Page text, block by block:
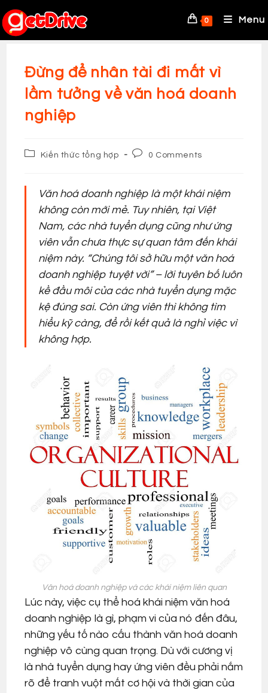
to
content
0 Menu
Đừng để nhân tài đi mất vì
lầm tưởng về văn hoá doanh
nghiệp
PostKiến thức tổng hợp
Post0 Comments
Văn hoá doanh nghiệp là một khái niệm
không còn mới mẻ. Tuy nhiên, tại Việt
Nam, các nhà tuyển dụng cũng như ứng
viên vẫn chưa thực sự quan tâm đến khái
niệm này. “Chúng tôi sở hữu một văn hoá
doanh nghiệp tuyệt vời” – lời tuyên bố luôn
kề đầu môi của các nhà tuyển dụng mặc
kệ đúng sai. Còn ứng viên thì không tìm
hiểu kỹ càng, để rồi kết quả là nghỉ việc vì
không hợp.
Văn hoá doanh nghiệp và các khái niệm liên quan
Lúc này, việc cụ thể hoá khái niệm văn hoá
doanh nghiệp là gì, phạm vi của nó đến đâu,
những yếu tố nào cấu thành văn hoá doanh
nghiệp vô cùng quan trọng. Dù với cương vị
là nhà tuyển dụng hay ứng viên đều phải nắm
rõ để tranh vuột mất cơ hội và thời gian của